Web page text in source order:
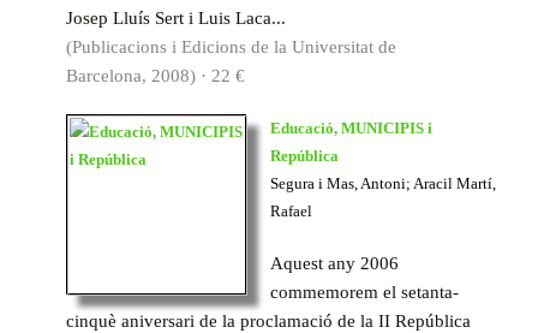
Josep Lluís Sert i Luis Laca...
(Publicacions i Edicions de la Universitat de
Barcelona, 2008) · 22 €
Educació, MUNICIPIS i
República
Segura i Mas, Antoni; Aracil Martí,
Rafael
Aquest any 2006
commemorem el setanta-
cinquè aniversari de la proclamació de la II República